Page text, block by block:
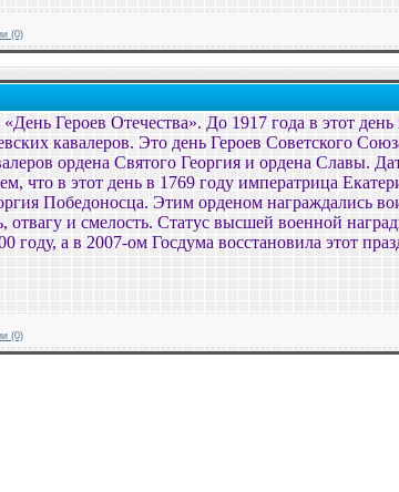
(0)
Героев Отечества». До 1917 года в этот день
кавалеров. Это день Героев Советского
ордена Святого Георгия и ордена Славы.
что в этот день в 1769 году императрица
Победоносца. Этим орденом награждались
отвагу и смелость. Статус высшей военной
году, а в 2007-ом Госдума восстановила этот
(0)